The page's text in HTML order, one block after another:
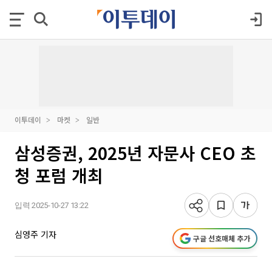
이투데이 마켓 일반
삼성증권, 2025년 자문사 CEO 초
청 포럼 개최
입력 2025-10-27 13:22
심영주 기자 구글 선호매체 추가